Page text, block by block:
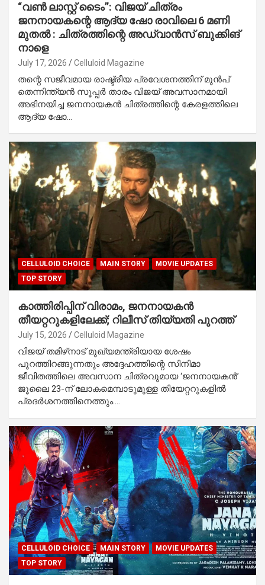
“വൺ ലാസ്റ്റ് ടൈം”: വിജയ്‌ ചിത്രം
ജനനായകന്റെ ആദ്യ ഷോ രാവിലെ 6 മണി
മുതൽ : ചിത്രത്തിന്റെ അഡ്വാൻസ് ബുക്കിങ്
നാളെ
July 17, 2026 Celluloid Magazine
തന്റെ സജീവമായ രാഷ്ട്രീയ പ്രവേശനത്തിന് മുൻപ്
തെന്നിന്ത്യൻ സൂപ്പർ താരം വിജയ്‌ അവസാനമായി
അഭിനയിച്ച ജനനായകൻ ചിത്രത്തിന്റെ കേരളത്തിലെ
ആദ്യ ഷോ…
CELLULOID CHOICE MAIN STORY
MOVIE UPDATES
TOP STORY
കാത്തിരിപ്പിന് വിരാമം, ജനനായകൻ
തീയറ്ററുകളിലേക്ക്; റിലീസ് തിയ്യതി പുറത്ത്
July 15, 2026 Celluloid Magazine
വിജയ് തമിഴ്‌നാട് മുഖ്യമന്ത്രിയായ ശേഷം
പുറത്തിറങ്ങുന്നതും അദ്ദേഹത്തിന്റെ സിനിമാ
ജീവിതത്തിലെ അവസാന ചിത്രവുമായ ‘ജനനായകൻ’
ജൂലൈ 23-ന് ലോകമെമ്പാടുമുള്ള തിയേറ്ററുകളിൽ
പ്രദർശനത്തിനെത്തും.…
CELLULOID CHOICE MAIN STORY
MOVIE UPDATES
TOP STORY